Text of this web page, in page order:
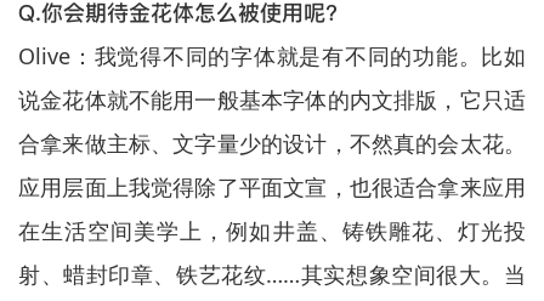
Q.你会期待金花体怎么被使用呢？
Olive：我觉得不同的字体就是有不同的功能。比如
说金花体就不能用一般基本字体的内文排版，它只适
合拿来做主标、文字量少的设计，不然真的会太花。
应用层面上我觉得除了平面文宣，也很适合拿来应用
在生活空间美学上，例如井盖、铸铁雕花、灯光投
射、蜡封印章、铁艺花纹……其实想象空间很大。当